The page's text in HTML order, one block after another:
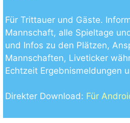
Für Trittauer und Gäste.
Mannschaft, alle Spieltage
und Infos zu den Plätzen,
Mannschaften, Liveticker
Echtzeit Ergebnismeldungen
Direkter Download: Für